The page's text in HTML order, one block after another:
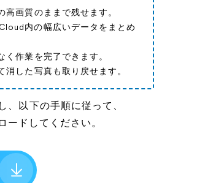
高画質のままで残せます。
内の幅広いデータをまとめ
く作業を完了できます。
消した写真も取り戻せます。
、以下の手順に従って、
ードしてください。